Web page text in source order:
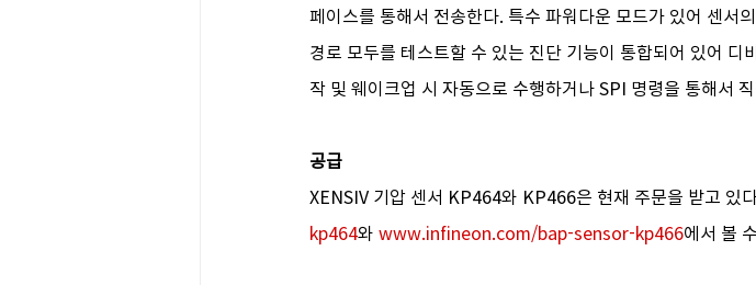
페이스를 통해서 전송한다. 특수 파워다운 모드가 있어 센서
경로 모두를 테스트할 수 있는 진단 기능이 통합되어 있어
작 및 웨이크업 시 자동으로 수행하거나 SPI 명령을 통해서
공급
XENSIV 기압 센서 KP464와 KP466은 현재 주문을 받고 있
kp464와 www.infineon.com/bap-sensor-kp466에서 볼